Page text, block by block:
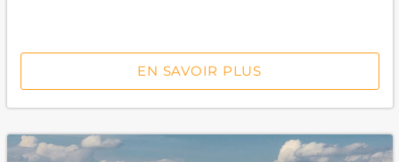
EN SAVOIR PLUS